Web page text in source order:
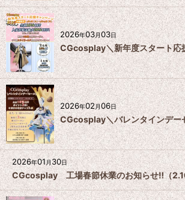
2026年03月03日
CGcosplay＼新年度スタート応
2026年02月06日
CGcosplay＼バレンタインデー
2026年01月30日
CGcosplay 工場春節休業のお知らせ‼️（